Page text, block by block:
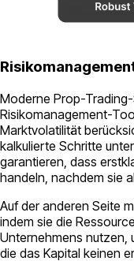
Moderne Prop-
Risikomanagement-
Marktvolatilität
kalkulierte Schritte
garantieren, dass
handeln, nachdem sie
Auf der anderen Seite
indem sie die
Unternehmens nutzen,
die das Kapital keinen